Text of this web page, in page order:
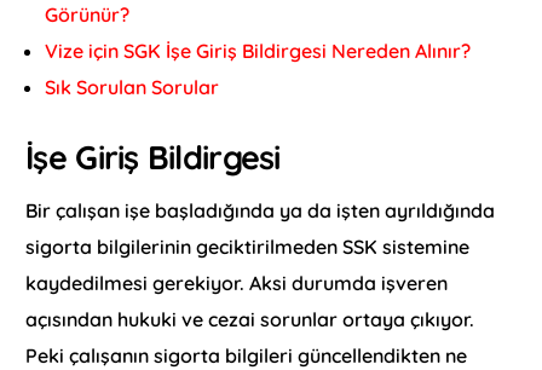
Görünür?
Vize için SGK İşe Giriş Bildirgesi Nereden Alınır?
Sık Sorulan Sorular
İşe Giriş Bildirgesi
Bir çalışan işe başladığında ya da işten ayrıldığında
sigorta bilgilerinin geciktirilmeden SSK sistemine
kaydedilmesi gerekiyor. Aksi durumda işveren
açısından hukuki ve cezai sorunlar ortaya çıkıyor.
Peki çalışanın sigorta bilgileri güncellendikten ne